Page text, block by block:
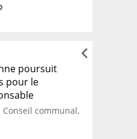
poursuit
pour le
communal,